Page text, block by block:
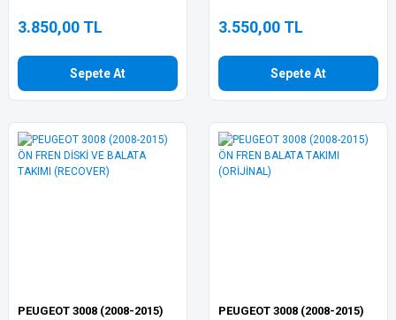
3.850,00 TL
Sepete At
3.550,00 TL
Sepete At
PEUGEOT 3008 (2008-2015)
PEUGEOT 3008 (2008-2015)